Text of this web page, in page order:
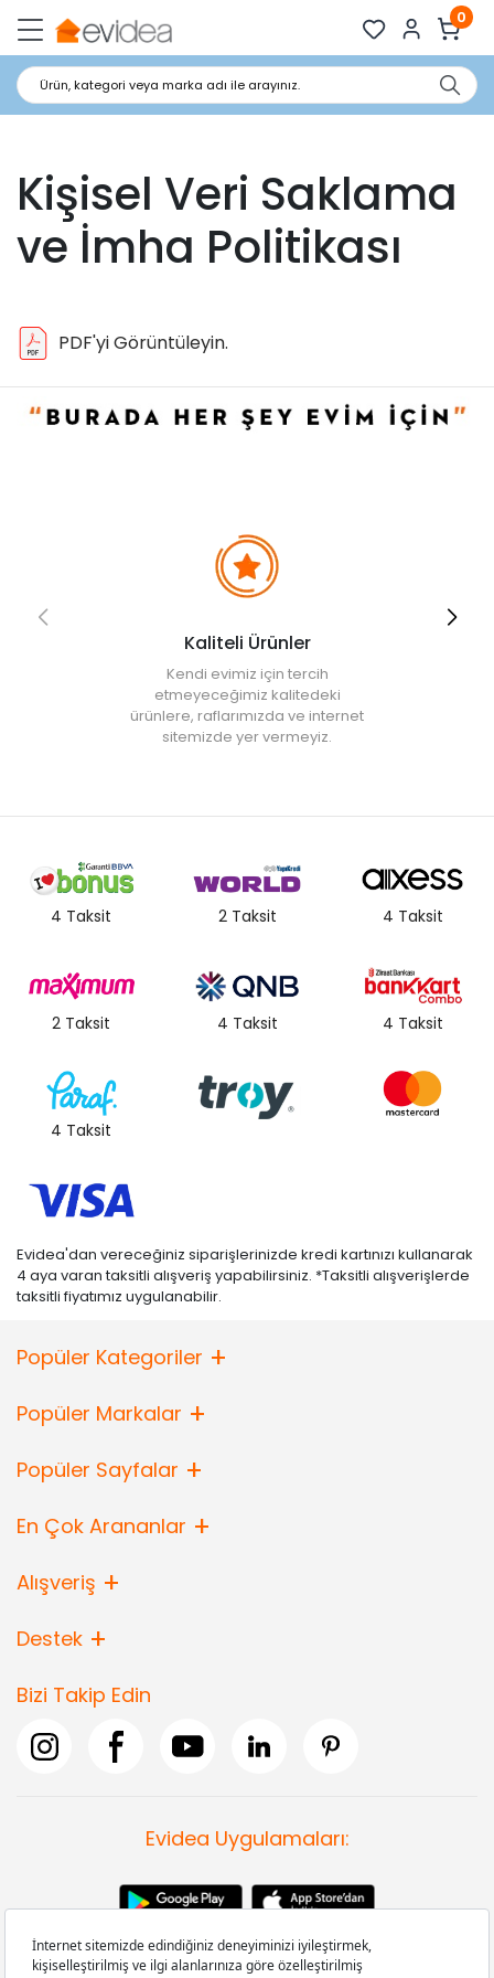
0
Ürün, kategori veya marka adı ile arayınız.
Kişisel Veri Saklama
ve İmha Politikası
PDF'yi Görüntüleyin.
Kaliteli Ürünler
Kendi evimiz için tercih
etmeyeceğimiz kalitedeki
ürünlere, raflarımızda ve internet
sitemizde yer vermeyiz.
4 Taksit 2 Taksit 4 Taksit
2 Taksit 4 Taksit 4 Taksit
4 Taksit
Evidea'dan vereceğiniz siparişlerinizde kredi kartınızı kullanarak
4 aya varan taksitli alışveriş yapabilirsiniz. *Taksitli alışverişlerde
taksitli fiyatımız uygulanabilir.
Popüler Kategoriler
Popüler Markalar
Popüler Sayfalar
En Çok Arananlar
Alışveriş
Destek
Bizi Takip Edin
Evidea Uygulamaları: